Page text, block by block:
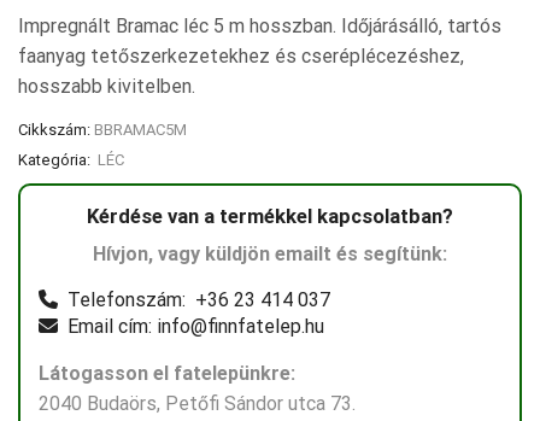
Impregnált Bramac léc 5 m hosszban. Időjárásálló, tartós
faanyag tetőszerkezetekhez és cseréplécezéshez,
hosszabb kivitelben.
Cikkszám: BBRAMAC5M
Kategória: LÉC
Kérdése van a termékkel kapcsolatban?
Hívjon, vagy küldjön emailt és segítünk:
Telefonszám: +36 23 414 037
Email cím: info@finnfatelep.hu
Látogasson el fatelepünkre:
2040 Budaörs, Petőfi Sándor utca 73.